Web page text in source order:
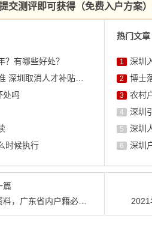
交测评即可获得（免费入户方案）
有哪些好处？
处吗
时候执行
热门文章
1 深圳入
2 博士落
3 农村户
4 深圳引
5 深圳
6 深圳
篇
广东省内户籍必看！
2021